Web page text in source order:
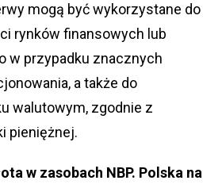
mogą być wykorzystane do
rynków finansowych lub
w przypadku znacznych
a także do
walutowym, zgodnie z
pieniężnej.
w zasobach NBP. Polska na